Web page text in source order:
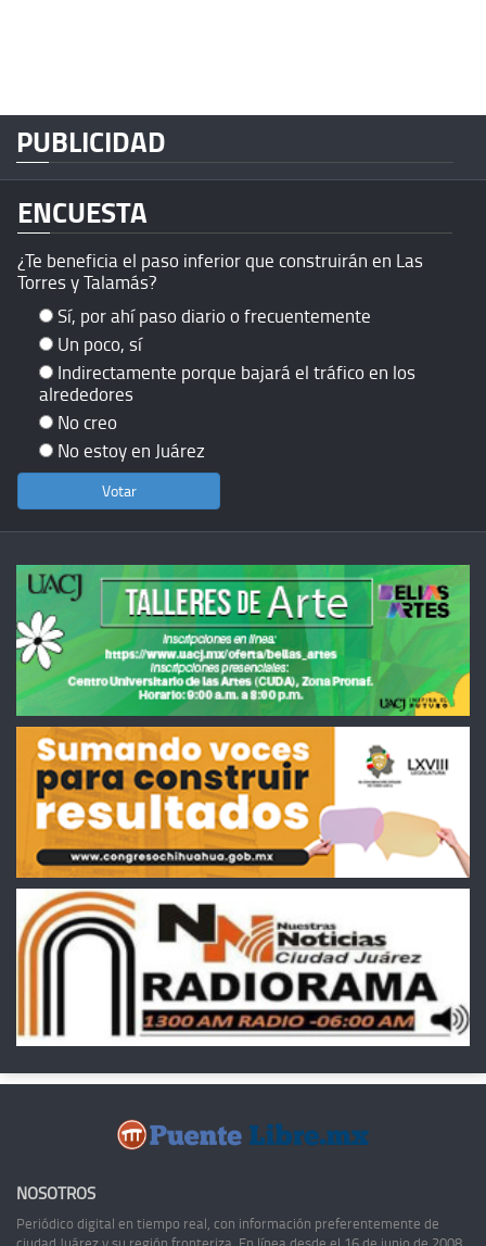
PUBLICIDAD
ENCUESTA
¿Te beneficia el paso inferior que construirán en Las
Torres y Talamás?
Sí, por ahí paso diario o frecuentemente
Un poco, sí
Indirectamente porque bajará el tráfico en los
alrededores
No creo
No estoy en Juárez
NOSOTROS
Periódico digital en tiempo real, con información preferentemente de